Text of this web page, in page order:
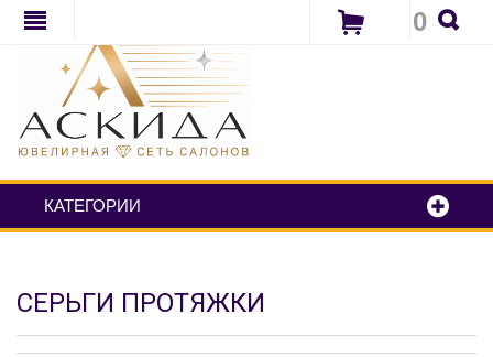
0
КАТЕГОРИИ
СЕРЬГИ ПРОТЯЖКИ